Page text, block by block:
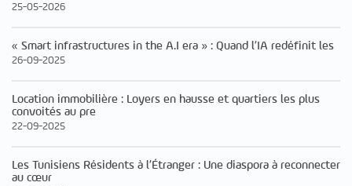
25-05-2026
« Smart infrastructures in the A.I era » : Quand l’IA redéfinit les
26-09-2025
Location immobilière : Loyers en hausse et quartiers les plus
convoités au pre
22-09-2025
Les Tunisiens Résidents à l’Étranger : Une diaspora à reconnecter
au cœur